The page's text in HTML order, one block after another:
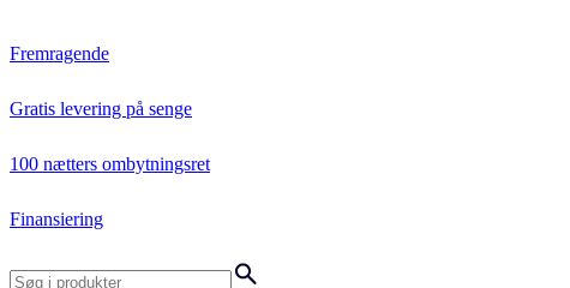
Fremragende
Gratis levering på senge
100 nætters ombytningsret
Finansiering